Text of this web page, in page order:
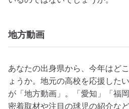
地方動画
あなたの出身県から、今年はど
ょうか。地元の高校を応援した
が「地方動画」。「愛知」「福
密着取材や注目の球児の紹介な